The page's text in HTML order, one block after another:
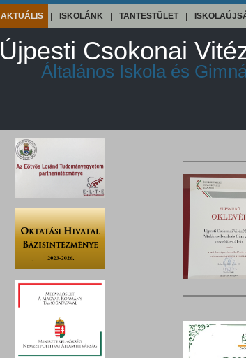
AKTUÁLIS ISKOLÁNK TANTESTÜLET
Újpesti Csokonai
Általános Iskola és